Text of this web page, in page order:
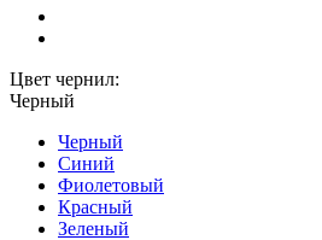
Цвет чернил:
Черный
Черный
Синий
Фиолетовый
Красный
Зеленый